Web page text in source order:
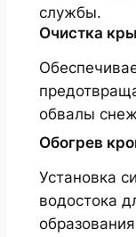
службы.
Очистка
обвалы
Обогрев
Установка
водостока